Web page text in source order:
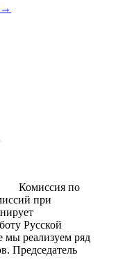
→
Комиссия по
при
Русской
мы реализуем ряд
Председатель